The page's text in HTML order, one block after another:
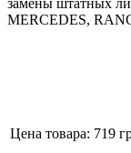
MERCEDES,
Цена товара: 719